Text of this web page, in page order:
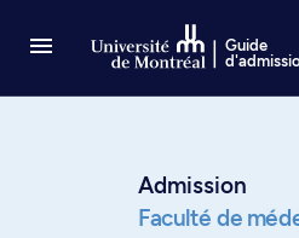
Guide
Admission
Faculté de